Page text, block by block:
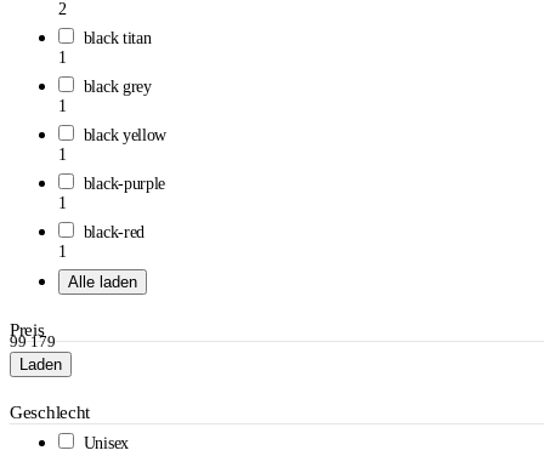
2
black titan
1
black grey
1
black yellow
1
black-purple
1
black-red
1
Alle laden
Preis
99 179
Laden
Geschlecht
Unisex